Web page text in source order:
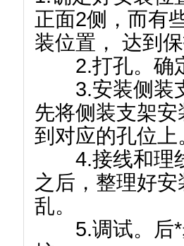
正面2侧，而有
装位置， 达到
2.打孔。确定
3.安装侧装支
先将侧装支架
到对应的孔位上
4.接线和理线
之后，整理好
乱。
5.调试。后*